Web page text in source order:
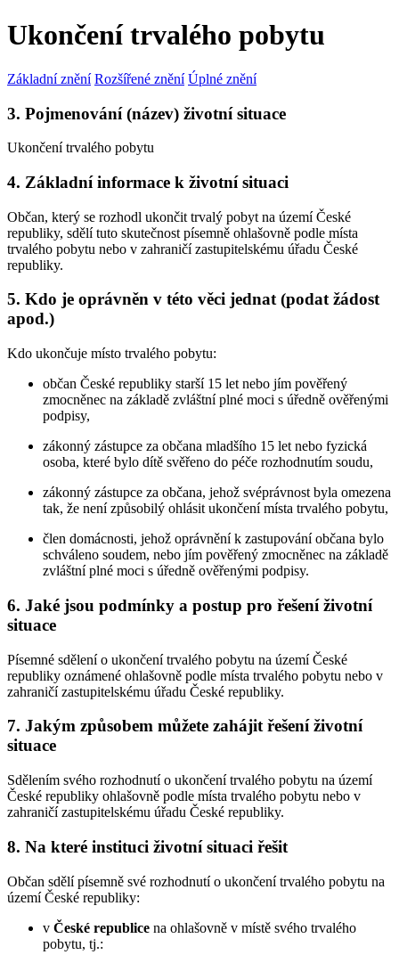
Ukončení trvalého pobytu
Základní znění Rozšířené znění Úplné znění
3. Pojmenování (název) životní situace
Ukončení trvalého pobytu
4. Základní informace k životní situaci
Občan, který se rozhodl ukončit trvalý pobyt na území České
republiky, sdělí tuto skutečnost písemně ohlašovně podle místa
trvalého pobytu nebo v zahraničí zastupitelskému úřadu České
republiky.
5. Kdo je oprávněn v této věci jednat (podat žádost
apod.)
Kdo ukončuje místo trvalého pobytu:
občan České republiky starší 15 let nebo jím pověřený
zmocněnec na základě zvláštní plné moci s úředně ověřenými
podpisy,
zákonný zástupce za občana mladšího 15 let nebo fyzická
osoba, které bylo dítě svěřeno do péče rozhodnutím soudu,
zákonný zástupce za občana, jehož svéprávnost byla omezena
tak, že není způsobilý ohlásit ukončení místa trvalého pobytu,
člen domácnosti, jehož oprávnění k zastupování občana bylo
schváleno soudem, nebo jím pověřený zmocněnec na základě
zvláštní plné moci s úředně ověřenými podpisy.
6. Jaké jsou podmínky a postup pro řešení životní
situace
Písemné sdělení o ukončení trvalého pobytu na území České
republiky oznámené ohlašovně podle místa trvalého pobytu nebo v
zahraničí zastupitelskému úřadu České republiky.
7. Jakým způsobem můžete zahájit řešení životní
situace
Sdělením svého rozhodnutí o ukončení trvalého pobytu na území
České republiky ohlašovně podle místa trvalého pobytu nebo v
zahraničí zastupitelskému úřadu České republiky.
8. Na které instituci životní situaci řešit
Občan sdělí písemně své rozhodnutí o ukončení trvalého pobytu na
území České republiky:
v České republice na ohlašovně v místě svého trvalého
pobytu, tj.: